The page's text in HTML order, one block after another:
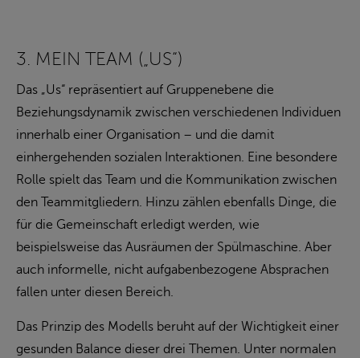
3. MEIN TEAM („US“)
Das „Us“ repräsentiert auf Gruppenebene die
Beziehungsdynamik zwischen verschiedenen Individuen
innerhalb einer Organisation – und die damit
einhergehenden sozialen Interaktionen. Eine besondere
Rolle spielt das Team und die Kommunikation zwischen
den Teammitgliedern. Hinzu zählen ebenfalls Dinge, die
für die Gemeinschaft erledigt werden, wie
beispielsweise das Ausräumen der Spülmaschine. Aber
auch informelle, nicht aufgabenbezogene Absprachen
fallen unter diesen Bereich.
Das Prinzip des Modells beruht auf der Wichtigkeit einer
gesunden Balance dieser drei Themen. Unter normalen